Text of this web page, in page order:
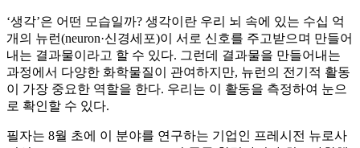
‘생각’은 어떤 모습일까? 생각이란 우리 뇌 속에 있는 수십 억
개의 뉴런(neuron·신경세포)이 서로 신호를 주고받으며 만들어
내는 결과물이라고 할 수 있다. 그런데 결과물을 만들어내는
과정에서 다양한 화학물질이 관여하지만, 뉴런의 전기적 활동
이 가장 중요한 역할을 한다. 우리는 이 활동을 측정하여 눈으
로 확인할 수 있다.
필자는 8월 초에 이 분야를 연구하는 기업인 프레시전 뉴로사